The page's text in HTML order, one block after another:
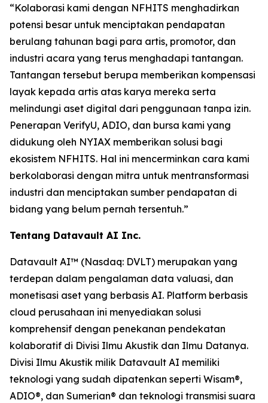
“Kolaborasi kami dengan NFHITS menghadirkan
potensi besar untuk menciptakan pendapatan
berulang tahunan bagi para artis, promotor, dan
industri acara yang terus menghadapi tantangan.
Tantangan tersebut berupa memberikan kompensasi
layak kepada artis atas karya mereka serta
melindungi aset digital dari penggunaan tanpa izin.
Penerapan VerifyU, ADIO, dan bursa kami yang
didukung oleh NYIAX memberikan solusi bagi
ekosistem NFHITS. Hal ini mencerminkan cara kami
berkolaborasi dengan mitra untuk mentransformasi
industri dan menciptakan sumber pendapatan di
bidang yang belum pernah tersentuh.”
Tentang Datavault AI Inc.
Datavault AI™ (Nasdaq: DVLT) merupakan yang
terdepan dalam pengalaman data valuasi, dan
monetisasi aset yang berbasis AI. Platform berbasis
cloud perusahaan ini menyediakan solusi
komprehensif dengan penekanan pendekatan
kolaboratif di Divisi Ilmu Akustik dan Ilmu Datanya.
Divisi Ilmu Akustik milik Datavault AI memiliki
teknologi yang sudah dipatenkan seperti Wisam®,
ADIO®, dan Sumerian® dan teknologi transmisi suara